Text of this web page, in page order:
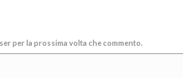
per la prossima volta che commento.